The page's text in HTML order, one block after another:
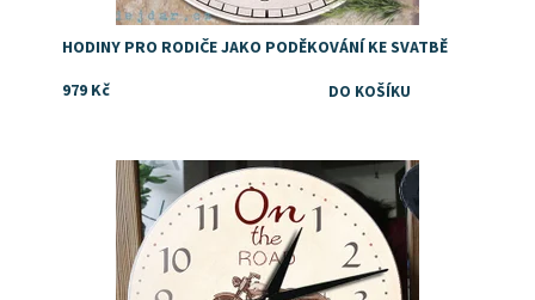
HODINY PRO RODIČE JAKO PODĚKOVÁNÍ KE SVATBĚ
979 Kč
Dostupnost: Skladem